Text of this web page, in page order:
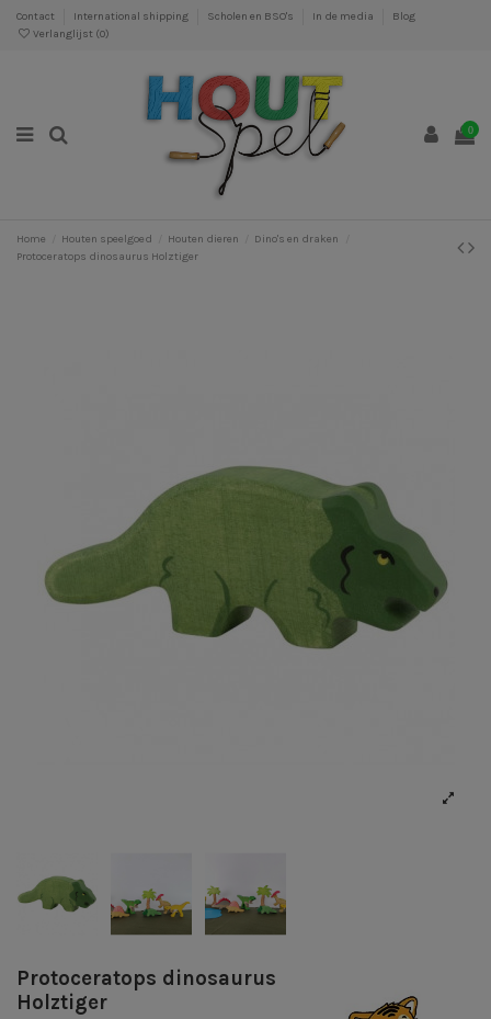
Contact International shipping Scholen en BSO's In de media
Blog
Verlanglijst (0)
0
Home Houten speelgoed Houten dieren
Dino's en draken
Protoceratops dinosaurus Holztiger
Protoceratops dinosaurus
Holztiger